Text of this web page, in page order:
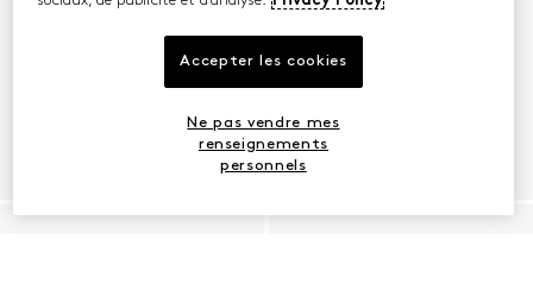
Accepter les cookies
Ne pas vendre mes
renseignements
personnels